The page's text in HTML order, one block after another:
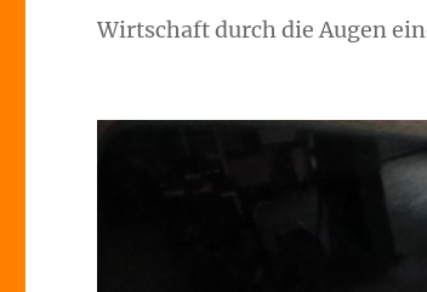
Wirtschaft durch die Augen